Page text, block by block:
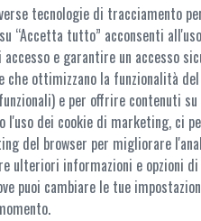
ACCESSO
portale sono accessibili ai
Per ulteriori
tecnologie di tracciamento
“Accetta tutto” acconsenti
e garantire un accesso
che ottimizzano la funzionalità
e per offrire contenuti
l'uso dei cookie di marketing, ci
del browser per migliorare
ulteriori informazioni e opzioni di
puoi cambiare le tue